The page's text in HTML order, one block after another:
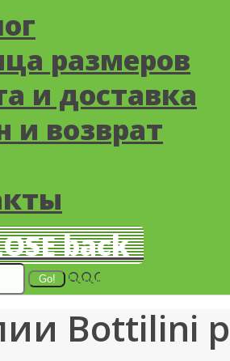
размеров
и доставка
и возврат
back
Поиск
Bottilini